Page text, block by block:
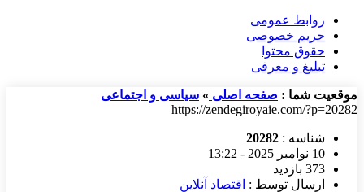
روابط عمومی
حریم خصوصی
حقوق محتوا
تبلیغ و معرفی
موقعیت شما : صفحه اصلی » سیاسی و اجتماعی
https://zendegiroyaie.com/?p=20282
شناسه : 20282
10 نوامبر 2025 - 13:22
373 بازدید
ارسال توسط : اقتصاد آنلاین